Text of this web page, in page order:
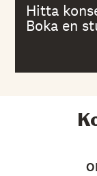
Hitta
Boka en